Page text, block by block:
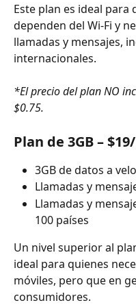
Este plan es ideal para
dependen del Wi-Fi y
llamadas y mensajes,
internacionales.
*El precio del plan NO
$0.75.
Plan de 3GB –
3GB de datos a
Llamadas y
Llamadas y
100 países
Un nivel superior al
ideal para quienes
móviles, pero que en
consumidores.